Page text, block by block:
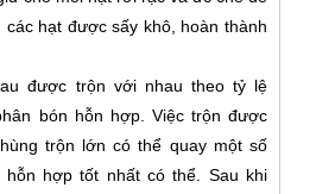
hạt được sấy khô, hoàn thành
được trộn với nhau theo tỷ lệ
bón hỗn hợp. Việc trộn được
trộn lớn có thể quay một số
hợp tốt nhất có thể. Sau khi